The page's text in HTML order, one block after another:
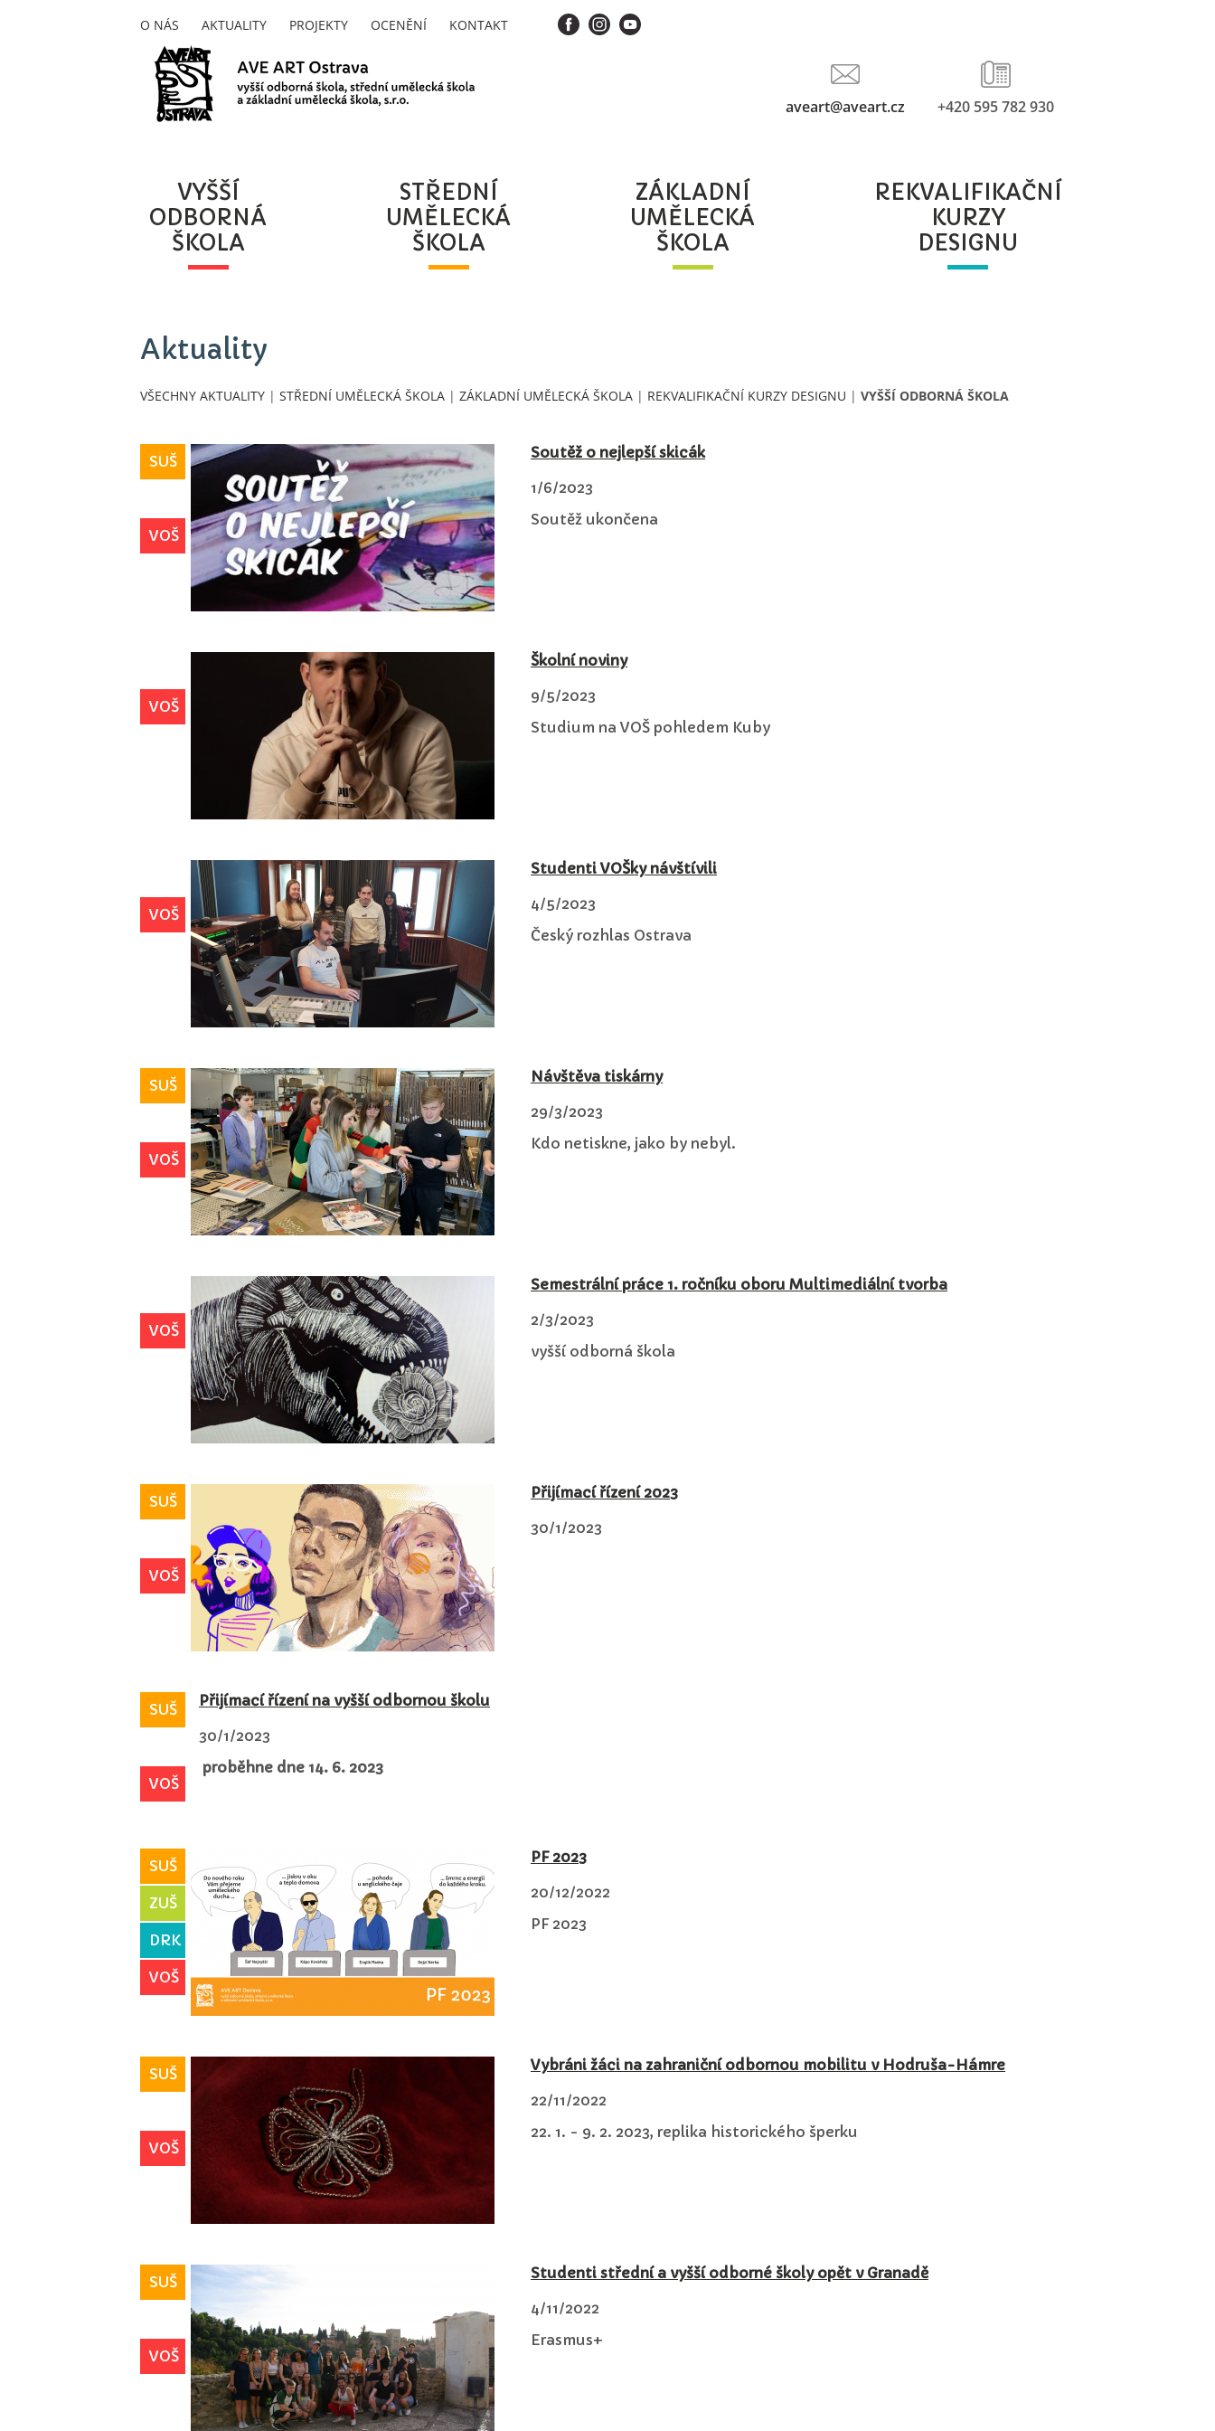
O NÁS AKTUALITY PROJEKTY OCENĚNÍ KONTAKT
aveart@aveart.cz +420 595 782 930
VYŠŠÍ
ODBORNÁ
ŠKOLA
STŘEDNÍ
UMĚLECKÁ
ŠKOLA
ZÁKLADNÍ
UMĚLECKÁ
ŠKOLA
REKVALIFIKAČNÍ
KURZY
DESIGNU
Aktuality
VŠECHNY AKTUALITY | STŘEDNÍ UMĚLECKÁ ŠKOLA | ZÁKLADNÍ UMĚLECKÁ ŠKOLA | REKVALIFIKAČNÍ KURZY DESIGNU | VYŠŠÍ ODBORNÁ ŠKOLA
Soutěž o nejlepší skicák
1/6/2023
Soutěž ukončena
SUŠ
VOŠ
Školní noviny
9/5/2023
Studium na VOŠ pohledem Kuby
VOŠ
Studenti VOŠky návštívili
4/5/2023
Český rozhlas Ostrava
VOŠ
Návštěva tiskárny
29/3/2023
Kdo netiskne, jako by nebyl.
SUŠ
VOŠ
Semestrální práce 1. ročníku oboru Multimediální tvorba
2/3/2023
vyšší odborná škola
VOŠ
Přijímací řízení 2023
30/1/2023
SUŠ
VOŠ
Přijímací řízení na vyšší odbornou školu
30/1/2023
proběhne dne 14. 6. 2023
SUŠ
VOŠ
PF 2023
20/12/2022
PF 2023
SUŠ
ZUŠ
DRK
VOŠ
Vybráni žáci na zahraniční odbornou mobilitu v Hodruša-Hámre
22/11/2022
22. 1. - 9. 2. 2023, replika historického šperku
SUŠ
VOŠ
Studenti střední a vyšší odborné školy opět v Granadě
4/11/2022
Erasmus+
SUŠ
VOŠ